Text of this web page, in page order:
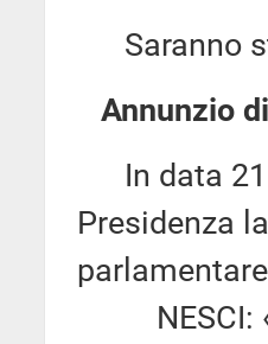
Saranno
Annunzio
In data 21
Presidenza
NESCI: